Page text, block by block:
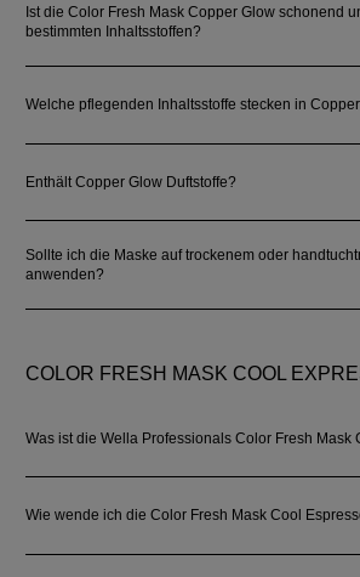
Ist die Color Fresh Mask Copper Glow schonend
bestimmten Inhaltsstoffen?
Welche pflegenden Inhaltsstoffe stecken in
Enthält Copper Glow Duftstoffe?
Sollte ich die Maske auf trockenem oder
anwenden?
COLOR FRESH MASK COOL
Was ist die Wella Professionals Color Fresh Mask
Wie wende ich die Color Fresh Mask Cool